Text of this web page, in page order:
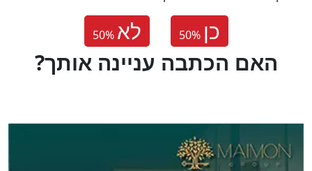
50% לא 50% כן
?האם הכתבה עניינה אותך